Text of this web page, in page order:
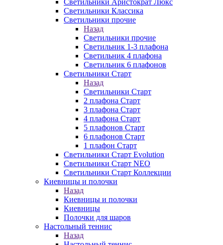
Светильники Аристократ Люкс
Светильники Классика
Светильники прочие
Назад
Светильники прочие
Светильник 1-3 плафона
Светильник 4 плафона
Светильник 6 плафонов
Светильники Старт
Назад
Светильники Старт
2 плафона Старт
3 плафона Старт
4 плафона Старт
5 плафонов Старт
6 плафонов Старт
1 плафон Старт
Светильники Старт Evolution
Светильники Старт NEO
Светильники Старт Коллекции
Киевницы и полочки
Назад
Киевницы и полочки
Киевницы
Полочки для шаров
Настольный теннис
Назад